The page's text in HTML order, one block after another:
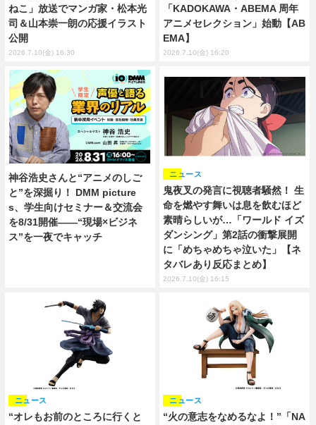
ねこ」放送でマンガ家・松本光
司＆山本崇一朗の応援イラスト
公開
2026.7.10(金) 16:30
「KADOKAWA・ABEMA 周年
アニメセレクション」始動【AB
EMA】
2026.7.10(金) 16:20
神谷浩史さんと“アニメのしご
と”を深掘り！ DMM picture
s、学生向けセミナー＆交流会
を8/31開催――“現場×ビジネ
ス”を一夜でキャッチ
鬼夜叉の発言に視聴者騒然！ 生
命を燃やす舞いは息を飲むほど
素晴らしいが…「ワールド イズ
ダンシング」第2話の衝撃展開
に「めちゃめちゃ泣いた」【ネ
タバレあり反応まとめ】
ニュース
2026.7.10(金) 16:15
“オレもお前のところに行くと
ニュース
“火の意志をなめるなよ！”「NA
ニュース